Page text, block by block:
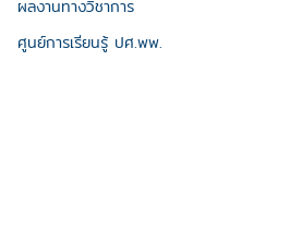
ผลงานทางวิชาการ
ศูนย์การเรียนรู้ ปศ.พพ.